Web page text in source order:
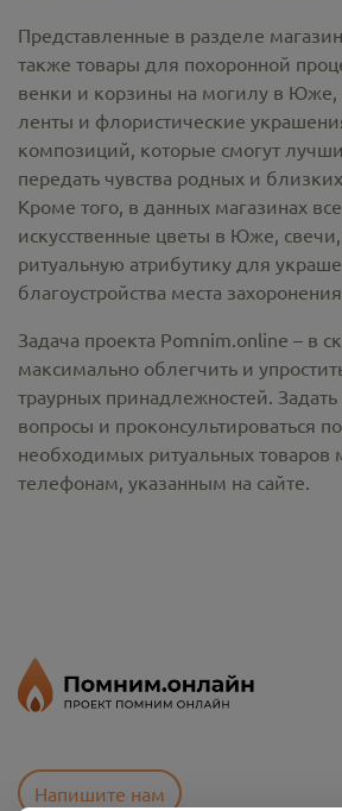
Представленные в разделе
также товары для похоронной
венки и корзины на могилу в Юже,
ленты и флористические
композиций, которые смогут
передать чувства родных и
Кроме того, в данных магазинах
искусственные цветы в Юже,
ритуальную атрибутику для
благоустройства места
Задача проекта Pomnim.online – в
максимально облегчить и
траурных принадлежностей.
вопросы и проконсультироваться
необходимых ритуальных товаров
телефонам, указанным на сайте.
Напишите нам